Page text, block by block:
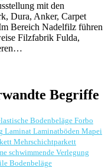
mit den
Dura, Anker, Carpet
Bereich Nadelfilz führen
Filzfabrik Fulda,
Begriffe
Bodenbeläge Forbo
Laminat Laminatböden Mapei
Mehrschichtparkett
schwimmende Verlegung
Bodenbeläge